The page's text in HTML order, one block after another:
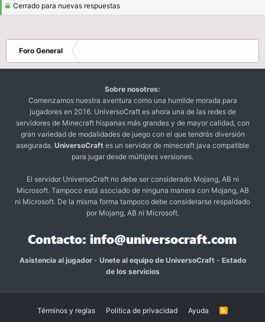
Cerrado para nuevas respuestas
Foro General
Sobre nosotros:
Comenzamos nuestra aventura como una humilde morada para
jugadores en 2016. UniversoCraft es ahora una de las redes de
servidores de Minecraft hispanas más grandes y de mayor calidad, con
gran variedad de modalidades de juego con el que tendrás diversión
asegurada. UniversoCraft es un servidor de minecraft java compatible
para jugar desde múltiples versiones.
El servidor UniversoCraft no debe ser considerado Mojang, AB ni
Microsoft. Tampoco está asociado de ninguna manera con Mojang, AB
ni Microsoft. De la misma forma tampoco debe considerarse respaldado
por Mojang, AB ni Microsoft.
Asistencia al jugador- Unete al equipo de UniversoCraft - Estado
de los servicios
Términos y reglas Política de privacidad Ayuda
R